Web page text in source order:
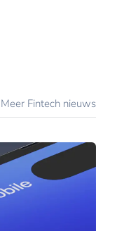
Meer Fintech nieuws